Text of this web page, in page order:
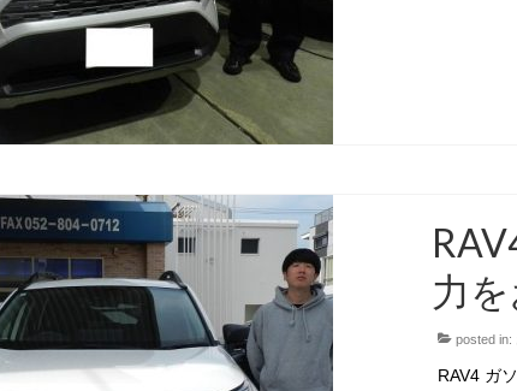
力
posted in:
RAV4 ガ